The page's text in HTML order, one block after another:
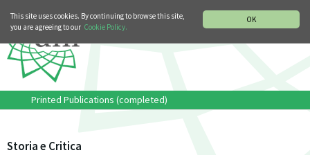
OK
This site uses cookies. By continuing to browse this site,
you are agreeing to our Cookie Policy.
Printed Publications (completed)
Storia e Critica